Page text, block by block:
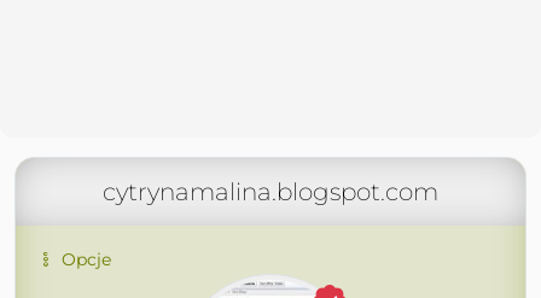
cytrynamalina.blogspot.com
Opcje